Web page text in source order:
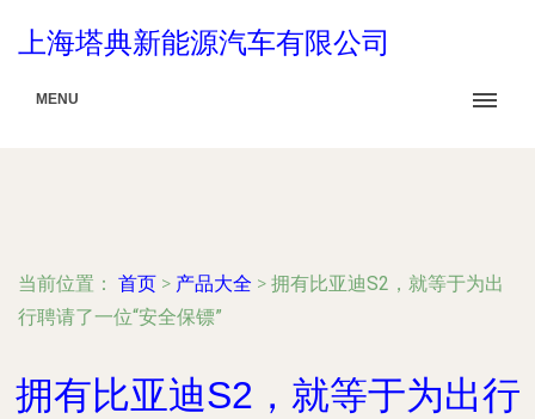
上海塔典新能源汽车有限公司
MENU
当前位置： 首页 > 产品大全 > 拥有比亚迪S2，就等于为出
行聘请了一位“安全保镖”
拥有比亚迪S2，就等于为出行